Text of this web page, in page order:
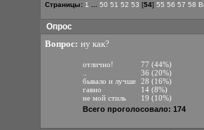
Страницы: 1 50 51 52 53 [54] 55 56 57 58
Опрос
Вопрос: ну как?
отлично!
77 (44%)
36 (20%)
бывало и лучше 28 (16%)
гавно
14 (8%)
не мой стиль
19 (10%)
Всего проголосовало: 174